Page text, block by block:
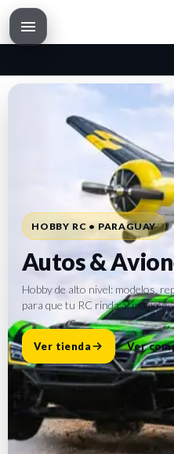
HOBBY RC • PARAGUAY
Autos &
Hobby de alto nivel: modelos,
para que tu RC rinda al máximo.
Ver tienda Ver